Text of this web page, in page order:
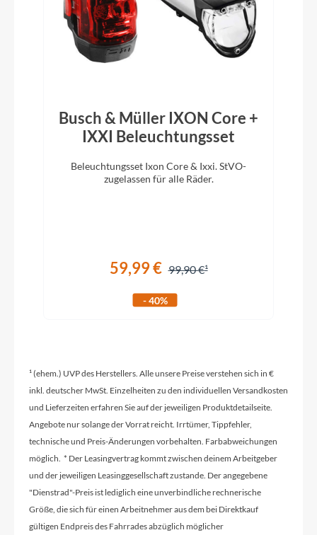
CUBE Stereo Stem w/ Cable Routing
Full-Suspension
Modelljahr
Griffe
Ladegerät
Bosch 2A
Schaltwerk
Shimano XT RD-M8100-SGS, ShadowPlus, 12-
Speed
Rahmenmaterial
Carbon
Busch & Müller IXON Core +
IXXI Beleuchtungsset
Beleuchtungsset Ixon Core & Ixxi. StVO-
zugelassen für alle Räder.
59,99 € 99,90 €
- 40%
¹ (ehem.) UVP des Herstellers. Alle unsere Preise verstehen sich in €
inkl. deutscher MwSt. Einzelheiten zu den individuellen Versandkosten
und Lieferzeiten erfahren Sie auf der jeweiligen Produktdetailseite.
Angebote nur solange der Vorrat reicht. Irrtümer, Tippfehler,
technische und Preis-Änderungen vorbehalten. Farbabweichungen
möglich. * Der Leasingvertrag kommt zwischen deinem Arbeitgeber
und der jeweiligen Leasinggesellschaft zustande. Der angegebene
"Dienstrad"-Preis ist lediglich eine unverbindliche rechnerische
Größe, die sich für einen Arbeitnehmer aus dem bei Direktkauf
gültigen Endpreis des Fahrrades abzüglich möglicher